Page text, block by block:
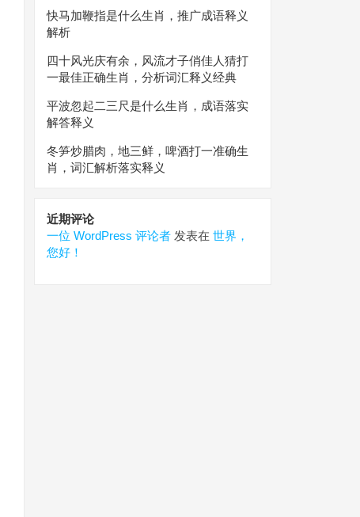
快马加鞭指是什么生肖，推广成语释义
解析
四十风光庆有余，风流才子俏佳人猜打
一最佳正确生肖，分析词汇释义经典
平波忽起二三尺是什么生肖，成语落实
解答释义
冬笋炒腊肉，地三鲜，啤酒打一准确生
肖，词汇解析落实释义
近期评论
一位 WordPress 评论者 发表在 世界，
您好！